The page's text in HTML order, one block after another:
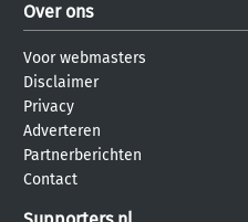
Over ons
Voor webmasters
Disclaimer
Privacy
Adverteren
Partnerberichten
Contact